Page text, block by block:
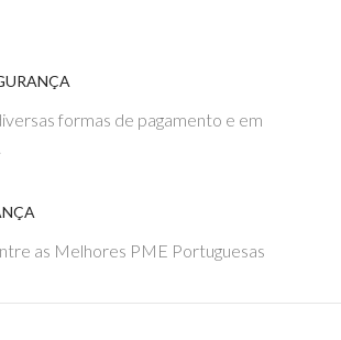
formas de pagamento e em
as Melhores PME Portuguesas